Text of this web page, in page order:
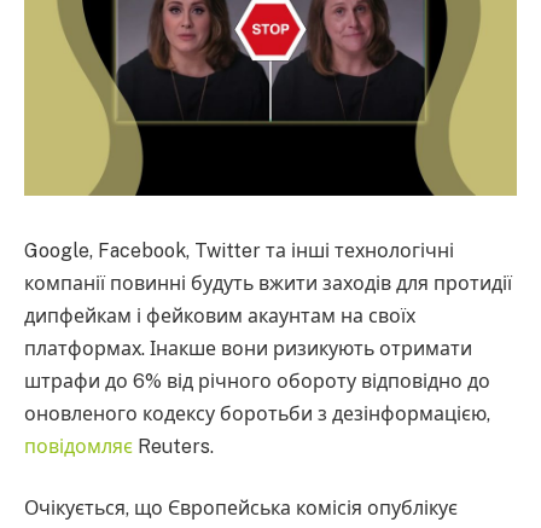
Google, Facebook, Twitter та інші технологічні
компанії повинні будуть вжити заходів для протидії
дипфейкам і фейковим акаунтам на своїх
платформах. Інакше вони ризикують отримати
штрафи до 6% від річного обороту відповідно до
оновленого кодексу боротьби з дезінформацією,
повідомляє Reuters.
Очікується, що Європейська комісія опублікує